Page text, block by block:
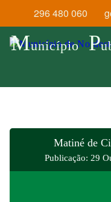
296 480 060
Município P
Matiné de
Publicação: 29